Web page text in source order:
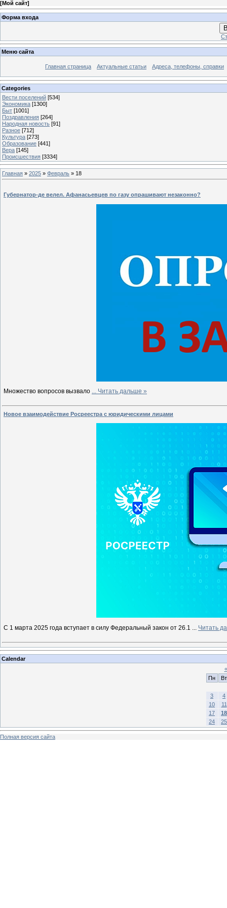
[Мой сайт]
Форма входа
Меню сайта
Главная страница Актуальные статьи Адреса, телефоны, справки
Categories
Вести поселений [534]
Экономика [1300]
Быт [1001]
Поздравления [264]
Народная новость [91]
Разное [712]
Культура [273]
Образование [441]
Вера [145]
Происшествия [3334]
Главная » 2025 » Февраль » 18
Губернатор-де велел. Афанасьевцев по газу опрашивают незаконно?
Множество вопросов вызвало ... Читать дальше »
Новое взаимодействие Росреестра с юридическими лицами
С 1 марта 2025 года вступает в силу Федеральный закон от 26.1 ... Читать
Calendar
«
Пн
Вт
3
4
10
11
17
18
24
25
Полная версия сайта